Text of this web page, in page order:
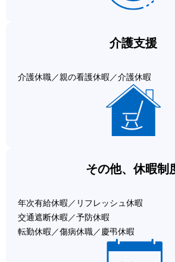
介護支援
介護休職／親の看護休暇／介護休暇
その他、休暇制
年次有給休暇／リフレッシュ休暇
交通遮断休暇／予防休暇
転勤休暇／傷病休職／慶弔休暇